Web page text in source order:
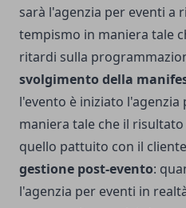
sarà l'agenzia per eventi a
tempismo in maniera tale
ritardi sulla
svolgimento della
l'evento è iniziato
maniera tale che il
quello pattuito con il
gestione post-evento:
l'agenzia per eventi in